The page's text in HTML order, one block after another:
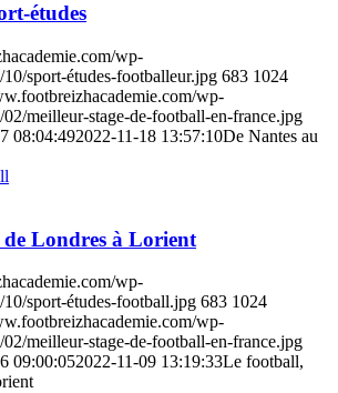
études
wp-
sport-études-footballeur.jpg 683 1024
wp-
meilleur-stage-de-football-en-france.jpg
08:04:492022-11-18 13:57:10De Nantes au
de Londres à Lorient
wp-
sport-études-football.jpg 683 1024
wp-
meilleur-stage-de-football-en-france.jpg
09:00:052022-11-09 13:19:33Le football,